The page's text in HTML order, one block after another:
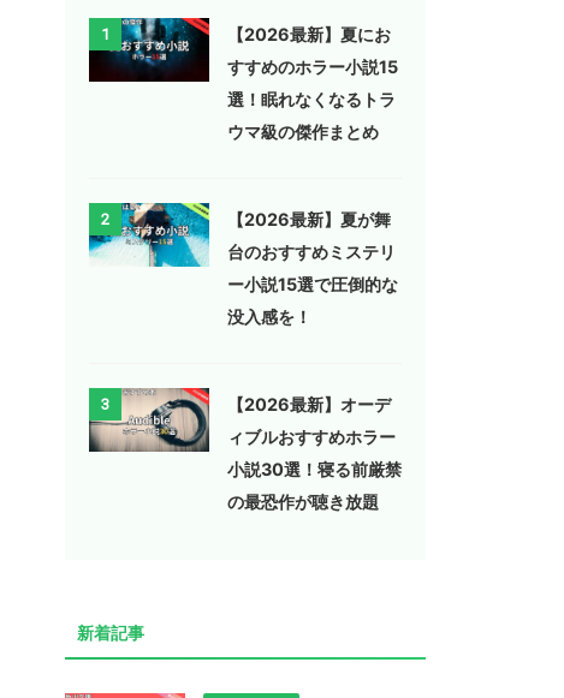
1
【2026最新】夏にお
すすめのホラー小説15
選！眠れなくなるトラ
ウマ級の傑作まとめ
2
【2026最新】夏が舞
台のおすすめミステリ
ー小説15選で圧倒的な
没入感を！
3
【2026最新】オーデ
ィブルおすすめホラー
小説30選！寝る前厳禁
の最恐作が聴き放題
新着記事